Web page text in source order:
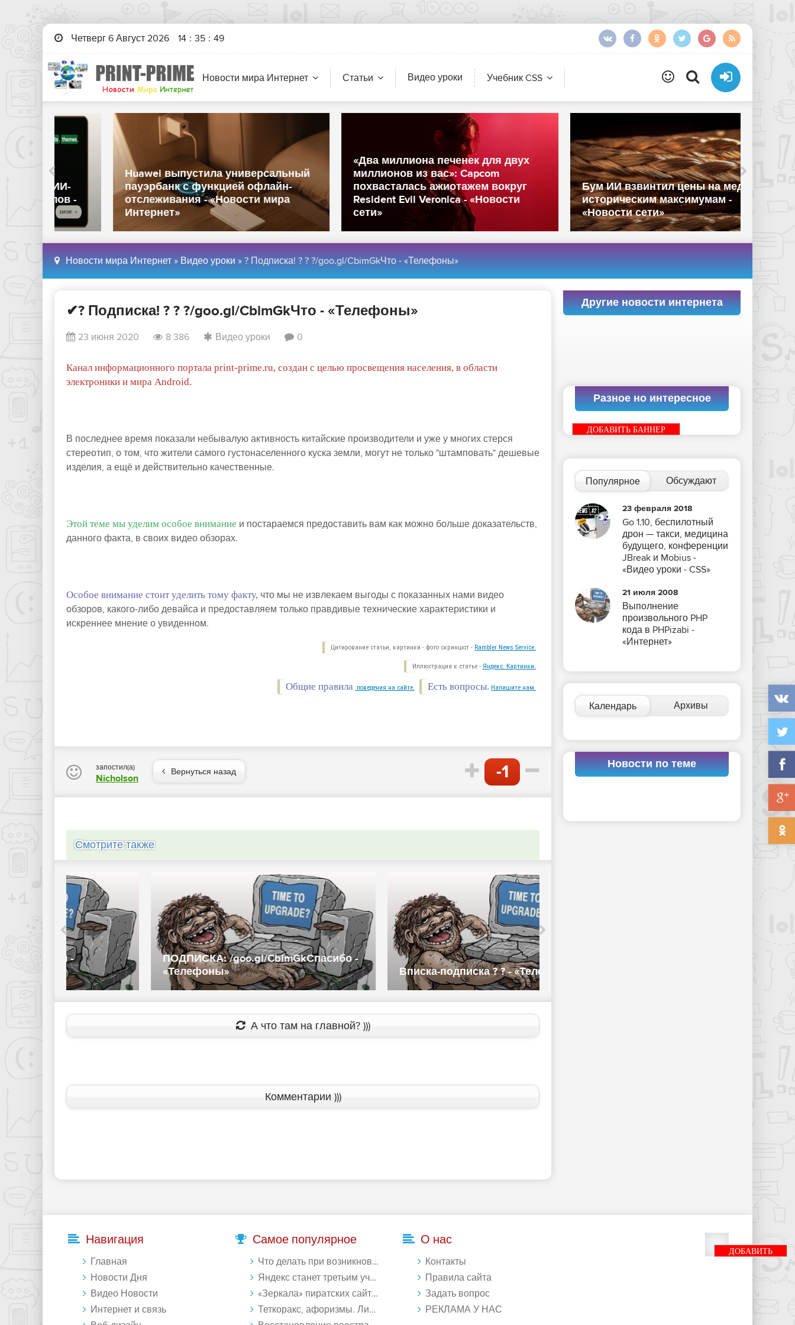
Четверг 6 Август 2026 14 : 35 : 50
Новости мира Интернет Статьи Видео уроки Учебник CSS
Huawei выпустила универсальный
пауэрбанк с функцией офлайн-
отслеживания - «Новости мира
Интернет»
«Два миллиона печенек для двух
миллионов из вас»: Capcom
похвасталась ажиотажем вокруг
Resident Evil Veronica - «Новости
сети»
Бум ИИ взвинтил цены на медь к
историческим максимумам -
«Новости сети»
Новости мира Интернет » Видео уроки » ? Подписка! ? ? ?/goo.gl/CbimGkЧто - «Телефоны»
✔? Подписка! ? ? ?/goo.gl/CbimGkЧто - «Телефоны»
23 июня 2020 8 386 Видео уроки 0
Канал информационного портала print-prime.ru, создан с целью просвещения населения, в области
электроники и мира Android.
В последнее время показали небывалую активность китайские производители и уже у многих стерся
стереотип, о том, что жители самого густонаселенного куска земли, могут не только "штамповать" дешевые
изделия, а ещё и действительно качественные.
Этой теме мы уделим особое внимание и постараемся предоставить вам как можно больше доказательств,
данного факта, в своих видео обзорах.
Особое внимание стоит уделить тому факту, что мы не извлекаем выгоды с показанных нами видео
обзоров, какого-либо девайса и предоставляем только правдивые технические характеристики и
искреннее мнение о увиденном.
Цитирование статьи, картинки - фото скриншот - Rambler News Service.
Иллюстрация к статье - Яндекс. Картинки.
Есть вопросы. Напишите нам.
Общие правила поведения на сайте.
запостил(а)
Nicholson
Вернуться назад -1
Смотрите также
ПОДПИСКА: /goo.gl/CbimGkСпасибо -
«Телефоны»
Вписка-подписка ? ? - «Телефоны»
А что там на главной? )))
Комментарии )))
Другие новости интернета
Разное но интересное
ДОБАВИТЬ БАННЕР
Популярное Обсуждают
23 февраля 2018
Go 1.10, беспилотный
дрон — такси, медицина
будущего, конференции
JBreak и Mobius -
«Видео уроки - CSS»
21 июля 2008
Выполнение
произвольного PHP
кода в PHPizabi -
«Интернет»
Календарь Архивы
Новости по теме
Навигация
Главная
Новости Дня
Видео Новости
Интернет и связь
Самое популярное
Что делать при возникновении ошибки Download interrupted в Chrome - «Windows»
Яндекс станет третьим участником в процессе ФАС против Google - «Интернет»
«Зеркала» пиратских сайтов будут блокироваться! - «Интернет»
Теткоракс, афоризмы. Лист 1. - «Афоризмы»
О нас
Контакты
Правила сайта
Задать вопрос
РЕКЛАМА У НАС
ДОБАВИТЬ